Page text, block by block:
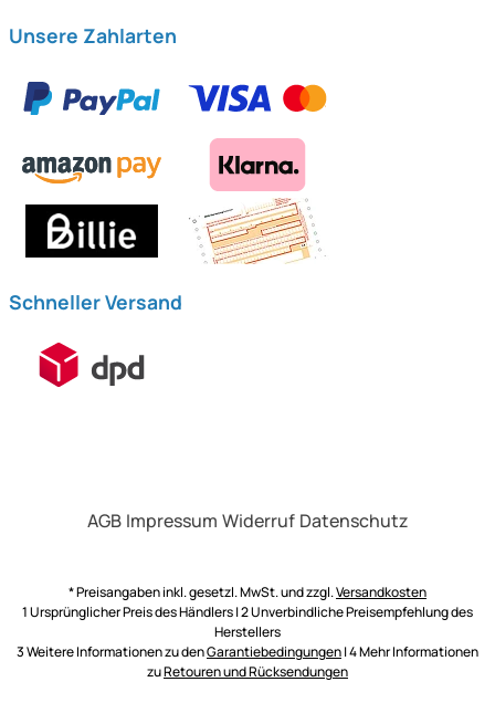
Unsere Zahlarten
Schneller Versand
AGB Impressum Widerruf Datenschutz
* Preisangaben inkl. gesetzl. MwSt. und zzgl.Versandkosten
1 Ursprünglicher Preis des Händlers | 2 Unverbindliche Preisempfehlung des
Herstellers
3 Weitere Informationen zu denGarantiebedingungen| 4 Mehr Informationen
zuRetouren und Rücksendungen